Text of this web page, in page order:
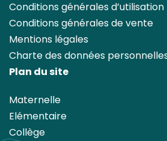
Conditions générales d’utilisation
Conditions générales de vente
Mentions légales
Charte des données
Plan du site
Maternelle
Elémentaire
Collège